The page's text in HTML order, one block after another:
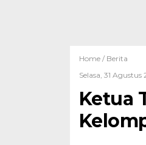
Home / Berita
Selasa, 31 Agustus
Ketua